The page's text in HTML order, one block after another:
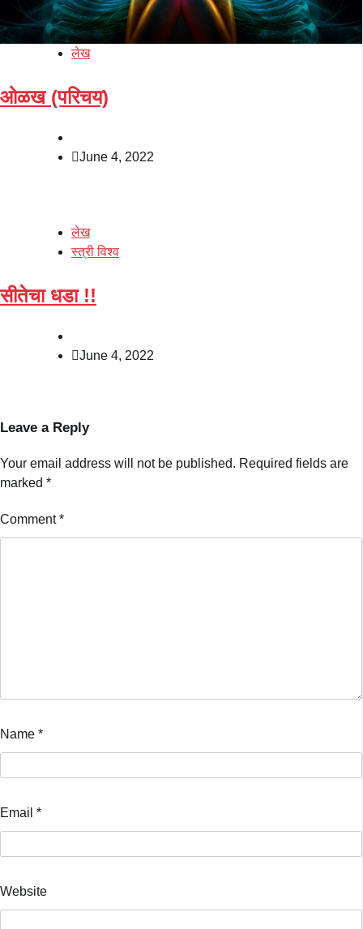
लेख
ओळख (परिचय)
June 4, 2022
लेख
स्त्री विश्व
सीतेचा धडा !!
June 4, 2022
Leave a Reply
Your email address will not be published. Required fields are
marked *
Comment*
Name *
Email *
Website